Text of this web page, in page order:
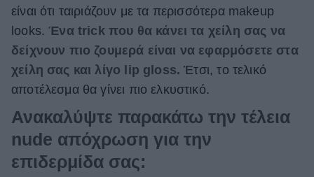
είναι ότι ταιριάζουν με τα περισσότερα makeup
looks.Ένα trick που θα κάνει τα χείλη σας να
δείχνουν πιο ζουμερά είναι να εφαρμόσετε στα
χείλη σας και λίγο lip gloss. Έτσι, το τελικό
αποτέλεσμα θα γίνει πιο ελκυστικό.
Ανακαλύψτε παρακάτω την τέλεια
nude απόχρωση για την
επιδερμίδα σας: